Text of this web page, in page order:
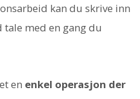
kan du skrive inn
tale med en gang du
en enkel operasjon der